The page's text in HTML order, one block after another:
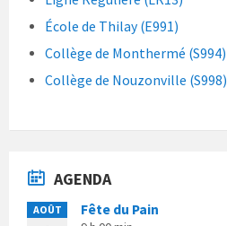
École de Thilay (E991)
Collège de Monthermé (S994)
Collège de Nouzonville (S998)
AGENDA
AOÛT Fête du Pain